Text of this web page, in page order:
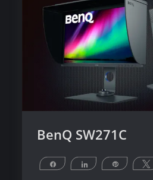
BenQ SW271C
Partagez Partagez Épingle